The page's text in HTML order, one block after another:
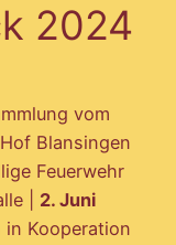
2024
vom
Blansingen
Feuerwehr
| 2. Juni
Kooperation